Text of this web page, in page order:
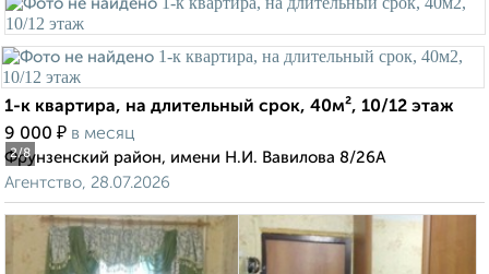
2/8
1-к квартира, на длительный срок, 40м², 10/12 этаж
9 000 ₽ в месяц
Фрунзенский район, имени Н.И. Вавилова 8/26А
Агентство, 28.07.2026